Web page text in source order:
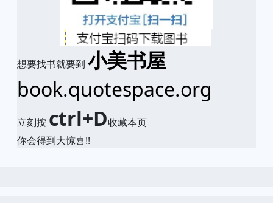
想要找书就要到 小美书屋
book.quotespace.org
立刻按 ctrl+D收藏本页
你会得到大惊喜!!